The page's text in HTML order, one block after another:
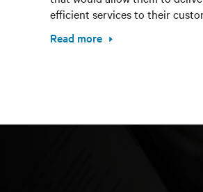
efficient services to their
Read more